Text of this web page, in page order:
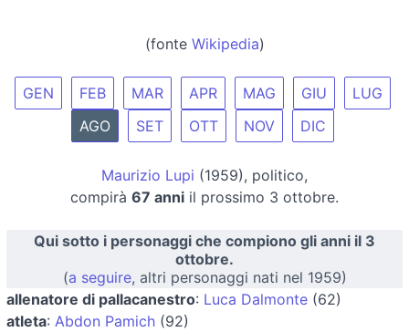
(fonte Wikipedia)
GEN FEB MAR APR MAG GIU
LUG
AGO
SET OTT NOV DIC
Maurizio Lupi (1959), politico,
compirà 67 anni il prossimo 3 ottobre.
Qui sotto i personaggi che compiono gli anni il 3
ottobre.
(a seguire, altri personaggi nati nel 1959)
allenatore di pallacanestro: Luca Dalmonte (62)
atleta: Abdon Pamich (92)